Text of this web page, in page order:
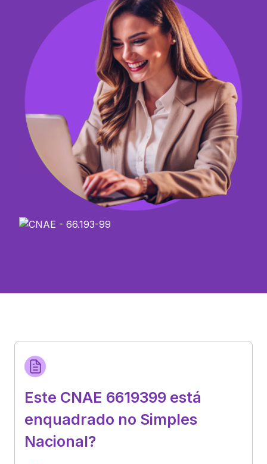
Este CNAE 6619399 está
enquadrado no Simples
Nacional?